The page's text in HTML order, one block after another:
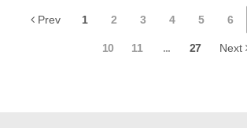
Prev 1 2 3 4 5 6
10 11 ... 27 Next